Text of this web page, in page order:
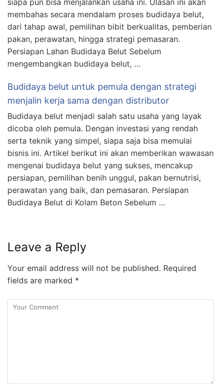
siapa pun bisa menjalankan usaha ini. Ulasan ini akan
membahas secara mendalam proses budidaya belut,
dari tahap awal, pemilihan bibit berkualitas, pemberian
pakan, perawatan, hingga strategi pemasaran.
Persiapan Lahan Budidaya Belut Sebelum
mengembangkan budidaya belut, …
Budidaya belut untuk pemula dengan strategi
menjalin kerja sama dengan distributor
Budidaya belut menjadi salah satu usaha yang layak
dicoba oleh pemula. Dengan investasi yang rendah
serta teknik yang simpel, siapa saja bisa memulai
bisnis ini. Artikel berikut ini akan memberikan wawasan
mengenai budidaya belut yang sukses, mencakup
persiapan, pemilihan benih unggul, pakan bernutrisi,
perawatan yang baik, dan pemasaran. Persiapan
Budidaya Belut di Kolam Beton Sebelum …
Leave a Reply
Your email address will not be published. Required
fields are marked *